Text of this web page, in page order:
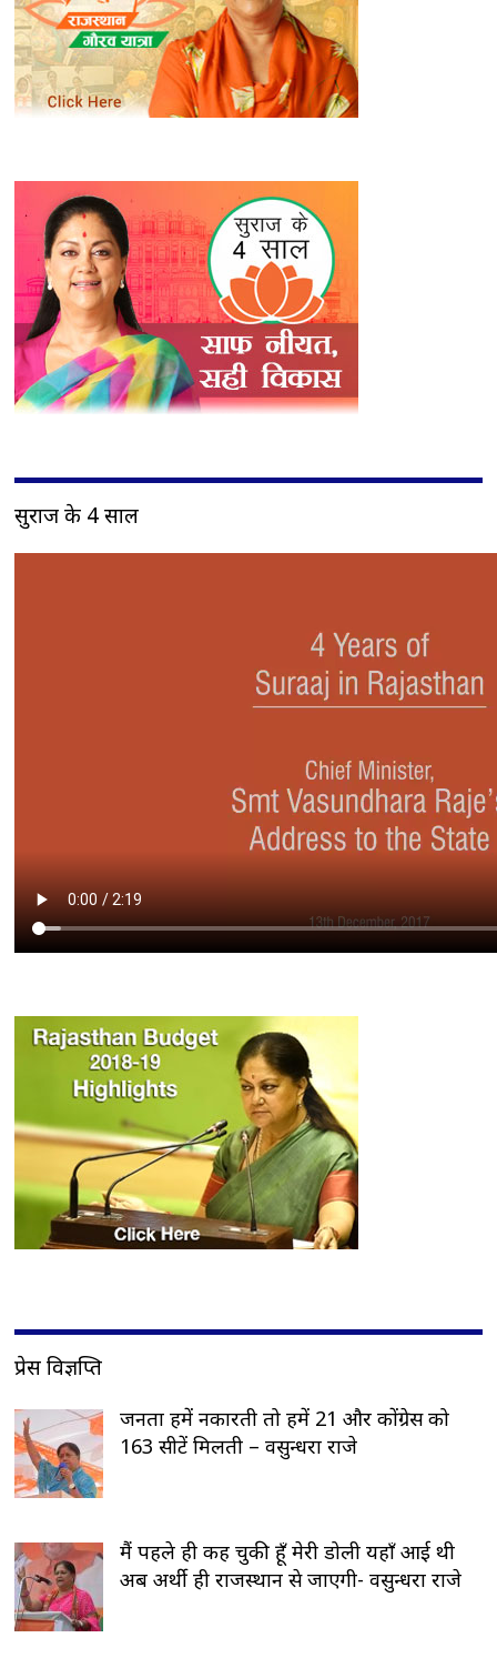
सुराज के 4 साल
प्रेस विज्ञप्ति
जनता हमें नकारती तो हमें 21 और कोंग्रेस को
163 सीटें मिलती – वसुन्धरा राजे
मैं पहले ही कह चुकी हूँ मेरी डोली यहाँ आई थी
अब अर्थी ही राजस्थान से जाएगी- वसुन्धरा राजे